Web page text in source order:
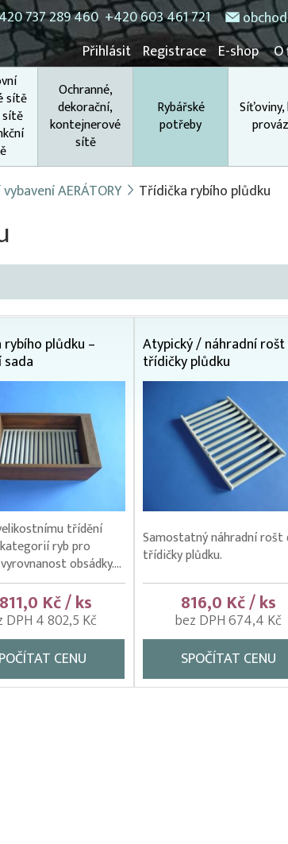
737 289 460 +420 603 461 721
Přihlásit Registrace E-shop
sítě
Ochranné,
dekorační,
kontejnerové
sítě
Rybářské
potřeby
Síťoviny,
AERÁTORY Třídička rybího plůdku
plůdku –
sada
třídění
ryb pro
obsádky....
Kč / ks
DPH 4 802,5 Kč
CENU
Atypický / náhradní
třídičky plůdku
Samostatný náhradní rošt
třídičky plůdku.
816,0 Kč / ks
bez DPH 674,4 Kč
SPOČÍTAT CENU